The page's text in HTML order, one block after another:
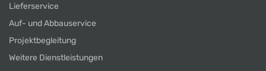
Lieferservice
Auf- und Abbauservice
Projektbegleitung
Weitere Dienstleistungen